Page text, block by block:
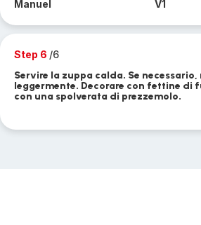
Manuel V1
Step 6 /6
Servire la zuppa calda. Se
leggermente. Decorare con fettine di
con una spolverata di prezzemolo.